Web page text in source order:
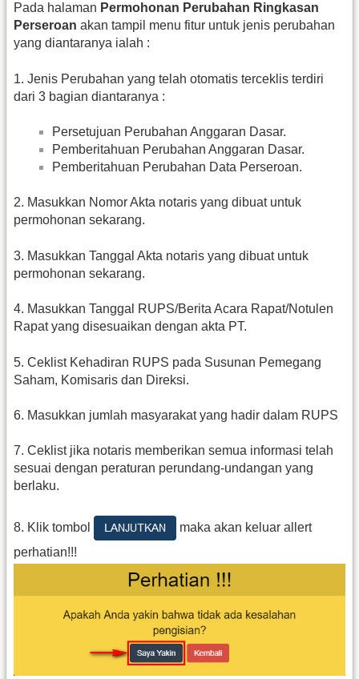
Pada halaman Permohonan Perubahan Ringkasan
Perseroan akan tampil menu fitur untuk jenis perubahan
yang diantaranya ialah :
1. Jenis Perubahan yang telah otomatis terceklis terdiri
dari 3 bagian diantaranya :
Persetujuan Perubahan Anggaran Dasar.
Pemberitahuan Perubahan Anggaran Dasar.
Pemberitahuan Perubahan Data Perseroan.
2. Masukkan Nomor Akta notaris yang dibuat untuk
permohonan sekarang.
3. Masukkan Tanggal Akta notaris yang dibuat untuk
permohonan sekarang.
4. Masukkan Tanggal RUPS/Berita Acara Rapat/Notulen
Rapat yang disesuaikan dengan akta PT.
5. Ceklist Kehadiran RUPS pada Susunan Pemegang
Saham, Komisaris dan Direksi.
6. Masukkan jumlah masyarakat yang hadir dalam RUPS
7. Ceklist jika notaris memberikan semua informasi telah
sesuai dengan peraturan perundang-undangan yang
berlaku.
8. Klik tombol
maka akan keluar allert
perhatian!!!